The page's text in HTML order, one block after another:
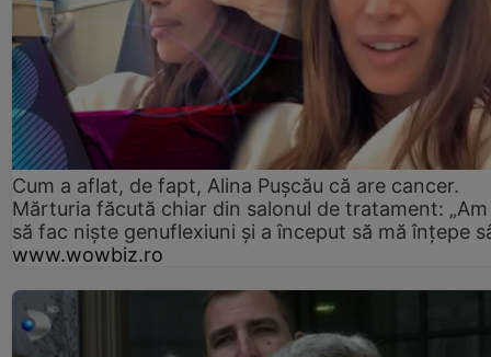
Cum a aflat, de fapt, Alina Pușcău că are cancer.
Mărturia făcută chiar din salonul de tratament:
să fac niște genuflexiuni și a început să mă înțepe
www.wowbiz.ro